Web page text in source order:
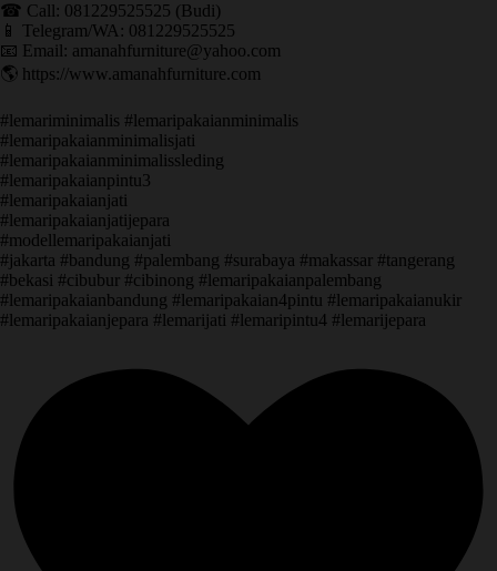
☎ Call: 081229525525 (Budi)
📱 Telegram/WA: 081229525525
📧 Email: amanahfurniture@yahoo.com
🌎 https://www.amanahfurniture.com
#lemariminimalis #lemaripakaianminimalis
#lemaripakaianminimalisjati
#lemaripakaianminimalissleding
#lemaripakaianpintu3
#lemaripakaianjati
#lemaripakaianjatijepara
#modellemaripakaianjati
#jakarta #bandung #palembang #surabaya #makassar #tangerang
#bekasi #cibubur #cibinong #lemaripakaianpalembang
#lemaripakaianbandung #lemaripakaian4pintu #lemaripakaianukir
#lemaripakaianjepara #lemarijati #lemaripintu4 #lemarijepara